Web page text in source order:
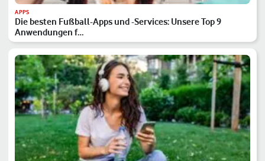
APPS
Die besten Fußball-Apps und -Services: Unsere Top 9
Anwendungen f…